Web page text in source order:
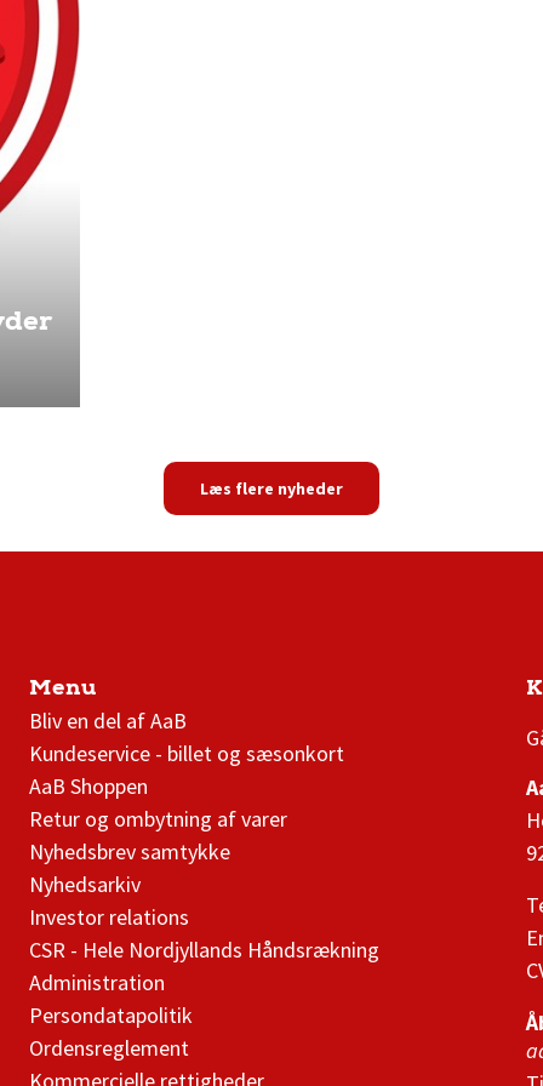
Læs flere nyheder
Menu
Bliv en del af AaB
Kundeservice - billet og sæsonkort
AaB Shoppen
Retur og ombytning af varer
Nyhedsbrev samtykke
Nyhedsarkiv
Investor relations
CSR - Hele Nordjyllands Håndsrækning
Administration
Persondatapolitik
Ordensreglement